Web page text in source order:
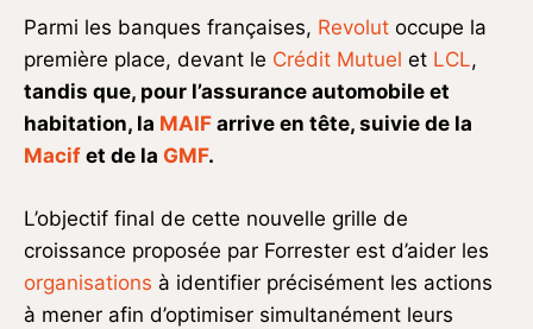
Parmi les banques françaises, Revolut occupe la
première place, devant le Crédit Mutuel et LCL,
tandis que, pour l’assurance automobile et
habitation, la MAIF arrive en tête, suivie de la
Macif et de la GMF.
L’objectif final de cette nouvelle grille de
croissance proposée par Forrester est d’aider les
organisations à identifier précisément les actions
à mener afin d’optimiser simultanément leurs